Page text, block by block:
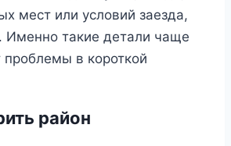
мест или условий заезда,
Именно такие детали чаще
проблемы в короткой
район